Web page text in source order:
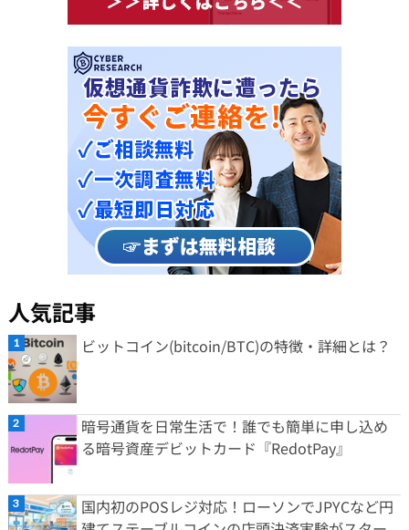
人気記事
ビットコイン(bitcoin/BTC)の特徴・詳細とは？
暗号通貨を日常生活で！誰でも簡単に申し込め
る暗号資産デビットカード『RedotPay』
国内初のPOSレジ対応！ローソンでJPYCなど円